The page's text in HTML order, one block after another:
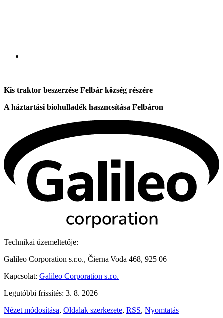
Kis traktor beszerzése Felbár község részére
A háztartási biohulladék hasznosítása Felbáron
Technikai üzemeltetője:
Galileo Corporation s.r.o., Čierna Voda 468, 925 06
Kapcsolat: Galileo Corporation s.r.o.
Legutóbbi frissítés: 3. 8. 2026
Nézet módosítása, Oldalak szerkezete, RSS, Nyomtatás